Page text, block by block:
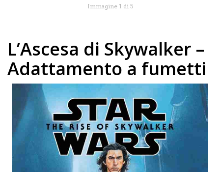
Immagine 1 di 5
L’Ascesa di Skywalker –
Adattamento a fumetti